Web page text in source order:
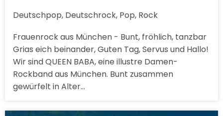
Deutschpop, Deutschrock, Pop, Rock
Frauenrock aus München - Bunt, fröhlich, tanzbar
Grias eich beinander, Guten Tag, Servus und Hallo!
Wir sind QUEEN BABA, eine illustre Damen-
Rockband aus München. Bunt zusammen
gewürfelt in Alter…